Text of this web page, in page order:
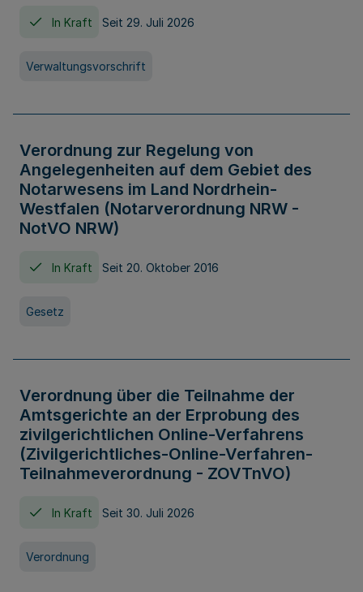
In Kraft Seit 29. Juli 2026
Verwaltungsvorschrift
Verordnung zur Regelung von
Angelegenheiten auf dem Gebiet des
Notarwesens im Land Nordrhein-
Westfalen (Notarverordnung NRW -
NotVO NRW)
In Kraft Seit 20. Oktober 2016
Gesetz
Verordnung über die Teilnahme der
Amtsgerichte an der Erprobung des
zivilgerichtlichen Online-Verfahrens
(Zivilgerichtliches-Online-Verfahren-
Teilnahmeverordnung - ZOVTnVO)
In Kraft Seit 30. Juli 2026
Verordnung